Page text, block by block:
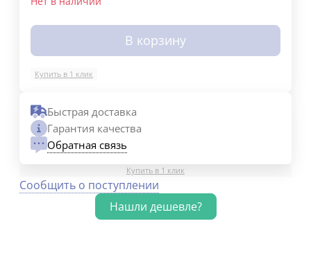
В корзину
Купить в 1 клик
Быстрая доставка
Гарантия качества
Обратная связь
Купить в 1 клик
Сообщить о поступлении